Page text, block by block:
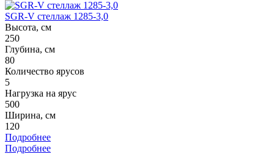
SGR-V стеллаж 1285-3,0
Высота, см
250
Глубина, см
80
Количество ярусов
5
Нагрузка на ярус
500
Ширина, см
120
Подробнее
Подробнее